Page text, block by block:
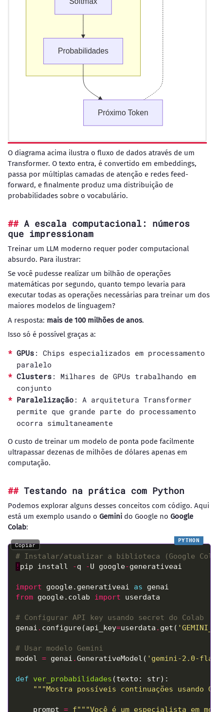
O diagrama acima ilustra o fluxo de dados através de um
Transformer. O texto entra, é convertido em embeddings,
passa por múltiplas camadas de atenção e redes feed-
forward, e finalmente produz uma distribuição de
probabilidades sobre o vocabulário.
A escala computacional: números
que impressionam
Treinar um LLM moderno requer poder computacional
absurdo. Para ilustrar:
Se você pudesse realizar um bilhão de operações
matemáticas por segundo, quanto tempo levaria para
executar todas as operações necessárias para treinar um dos
maiores modelos de linguagem?
A resposta: mais de 100 milhões de anos.
Isso só é possível graças a:
GPUs: Chips especializados em processamento
paralelo
Clusters: Milhares de GPUs trabalhando em
conjunto
Paralelização: A arquitetura Transformer
permite que grande parte do processamento
ocorra simultaneamente
O custo de treinar um modelo de ponta pode facilmente
ultrapassar dezenas de milhões de dólares apenas em
computação.
Testando na prática com Python
Podemos explorar alguns desses conceitos com código. Aqui
está um exemplo usando o Geminido Google no Google
Colab:
# Instalar/atualizar a biblioteca (Google
! pip install -q -U google-
import google.generativeai as
from google.colab import
# Configurar API key usando secret do Colab
genai . configure(api_key=userdata . get(
# Usar modelo Gemini
model = genai .GenerativeModel( 'gemini-2.0-
def ver_probabilidades
"""Mostra possíveis continuações usando
    prompt
= f"""Você é um especialista em
Copiar